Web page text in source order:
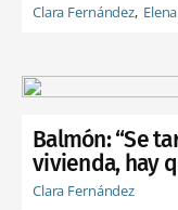
Clara Fernández
Balmón: “Se
vivienda, hay
Clara Fernández